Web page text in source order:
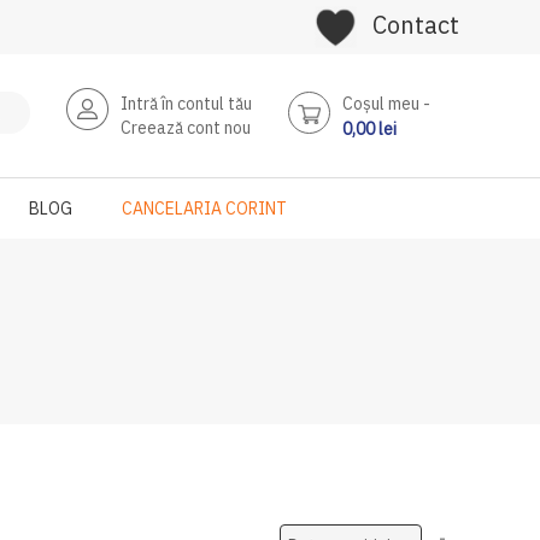
Contact
Intră în contul tău
Creează cont nou
Coşul meu
0,00 lei
BLOG CANCELARIA CORINT